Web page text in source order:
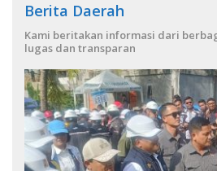
Berita Daerah
Kami beritakan informasi dari
lugas dan transparan